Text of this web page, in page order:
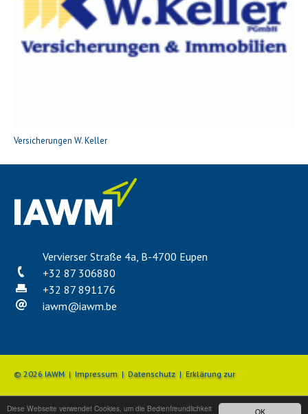
OK
Diese Webseite verwendet Cookies, um die Bedienfreundlichkeit
Versicherungen W. Keller
Vervierser Straße 4a, B-4700 Eupen
+32 87 306880
+32 87 891176
iawm@iawm.be
© 2026 IAWM | Impressum| Datenschutz| Erklärung zur
Barrierefreiheit|Beschwerdemanagement